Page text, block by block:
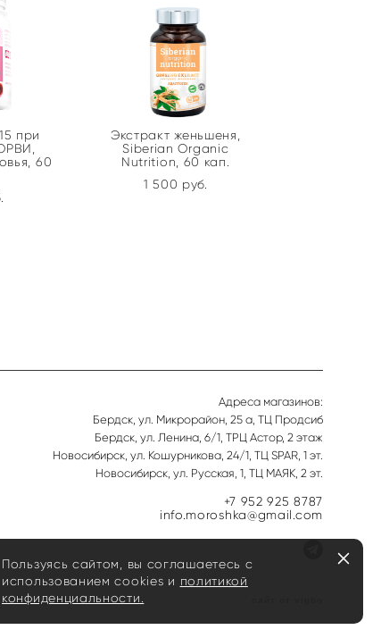
при
60
Экстракт женьшеня,
Siberian Organic
Nutrition, 60 кап.
1 500 pуб.
Адреса магазинов:
Бердск, ул. Микрорайон, 25 а, ТЦ Продсиб
Бердск, ул. Ленина, 6/1, ТРЦ Астор, 2 этаж
Новосибирск, ул. Кошурникова, 24/1, ТЦ SPAR, 1 эт.
Новосибирск, ул. Русская, 1, ТЦ МАЯК, 2 эт.
+7 952 925 8787
info.moroshka@gmail.com
Пользуясь сайтом, вы соглашаетесь с
использованием cookies и политикой
конфиденциальности.